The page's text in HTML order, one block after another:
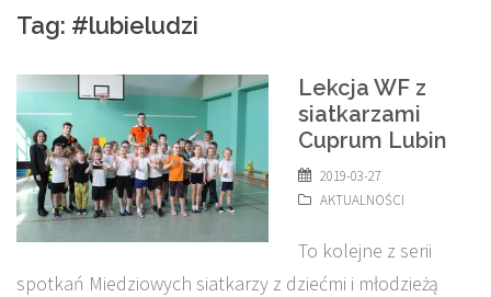
Tag: #lubieludzi
Lekcja WF z
siatkarzami
Cuprum Lubin
2019-03-27
AKTUALNOŚCI
To kolejne z serii
spotkań Miedziowych siatkarzy z dziećmi i młodzieżą